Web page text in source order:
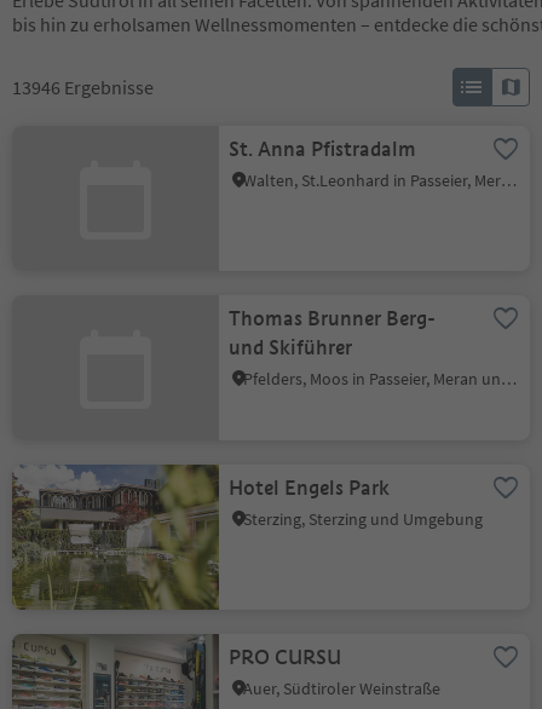
bis hin zu erholsamen Wellnessmomenten – entdecke die
13946 Ergebnisse
St. Anna Pfistradalm
Walten, St.Leonhard in Passeier, Meran und Umgebung
Thomas Brunner Berg-
und Skiführer
Pfelders, Moos in Passeier, Meran und Umgebung
Hotel Engels Park
Sterzing, Sterzing und Umgebung
PRO CURSU
Auer, Südtiroler Weinstraße